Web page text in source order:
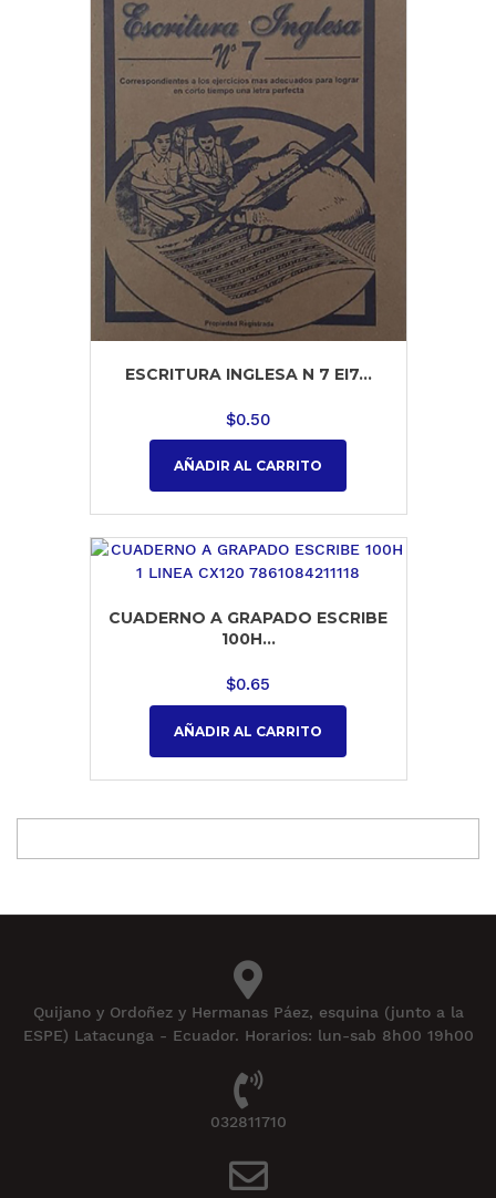
ESCRITURA INGLESA N 7 EI7...
$0.50
AÑADIR AL CARRITO
CUADERNO A GRAPADO ESCRIBE
100H...
$0.65
AÑADIR AL CARRITO
Quijano y Ordoñez y Hermanas Páez, esquina (junto a la
ESPE) Latacunga - Ecuador. Horarios: lun-sab 8h00 19h00
032811710